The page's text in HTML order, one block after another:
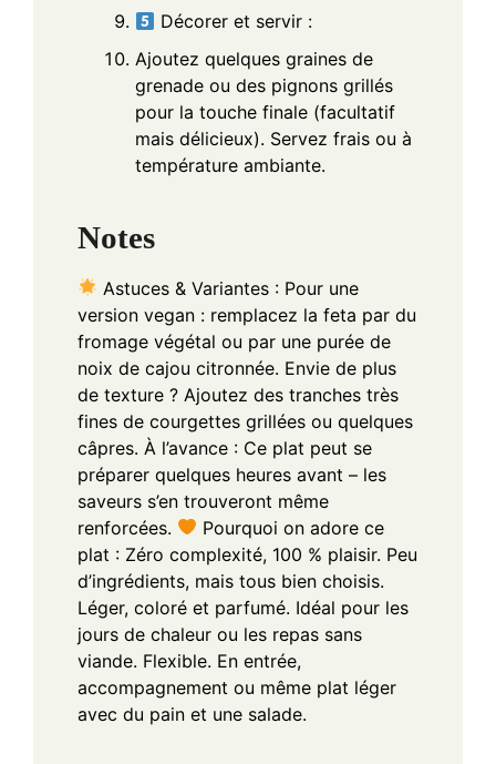
Décorer et servir :
Ajoutez quelques graines de
grenade ou des pignons grillés
pour la touche finale (facultatif
mais délicieux). Servez frais ou à
température ambiante.
Notes
Astuces & Variantes : Pour une
version vegan : remplacez la feta par du
fromage végétal ou par une purée de
noix de cajou citronnée. Envie de plus
de texture ? Ajoutez des tranches très
fines de courgettes grillées ou quelques
câpres. À l’avance : Ce plat peut se
préparer quelques heures avant – les
saveurs s’en trouveront même
renforcées.
Pourquoi on adore ce
plat : Zéro complexité, 100 % plaisir. Peu
d’ingrédients, mais tous bien choisis.
Léger, coloré et parfumé. Idéal pour les
jours de chaleur ou les repas sans
viande. Flexible. En entrée,
accompagnement ou même plat léger
avec du pain et une salade.